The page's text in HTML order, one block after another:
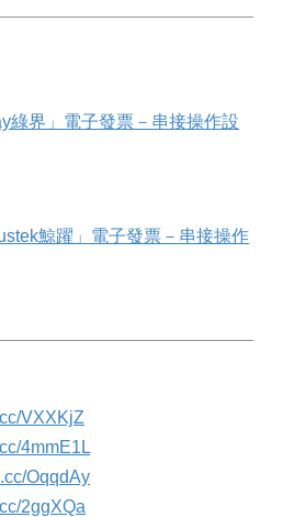
綠界」電子發票－串接操作設
鯨躍」電子發票－串接操作
VXXKjZ
4mmE1L
OqqdAy
2ggXQa